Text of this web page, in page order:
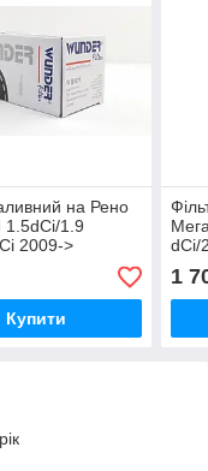
на Рено
1.5dCi/1.9
2009->
(Туреччина)
Купити
dCi/
1